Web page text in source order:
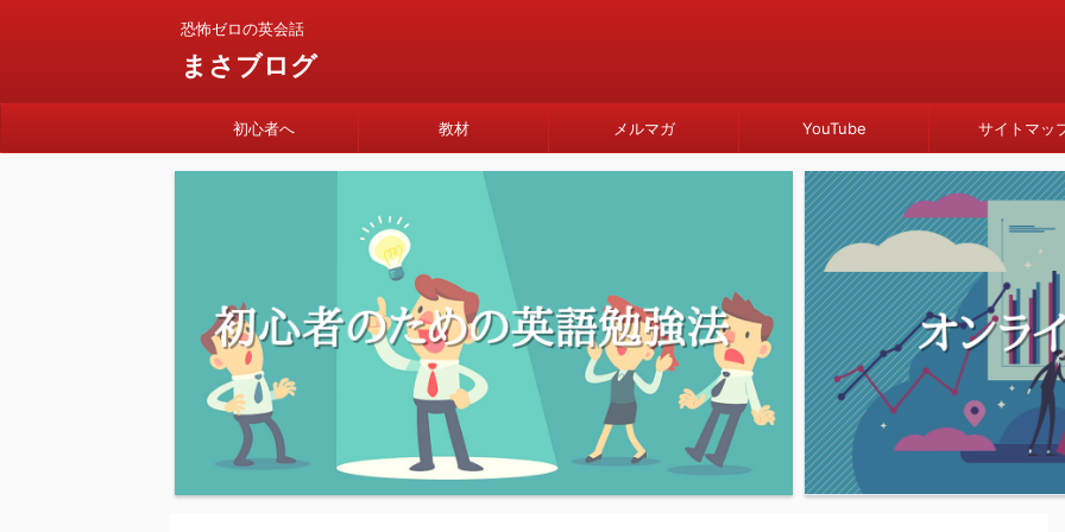
恐怖ゼロの英会話
まさブログ
初心者へ 教材 メルマガ YouTube サイトマッ